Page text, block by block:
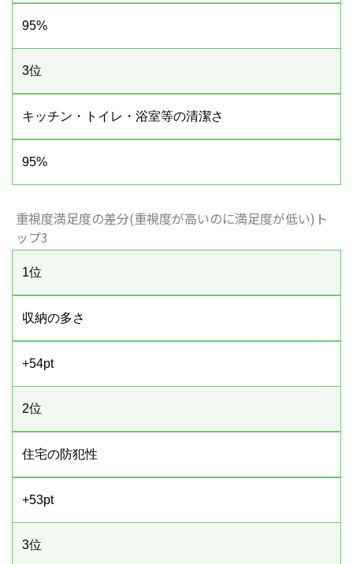
95%
3位
キッチン・トイレ・浴室等の清潔さ
95%
重視度満足度の差分(重視度が高いのに満足度が低い)ト
ップ3
1位
収納の多さ
+54pt
2位
住宅の防犯性
+53pt
3位